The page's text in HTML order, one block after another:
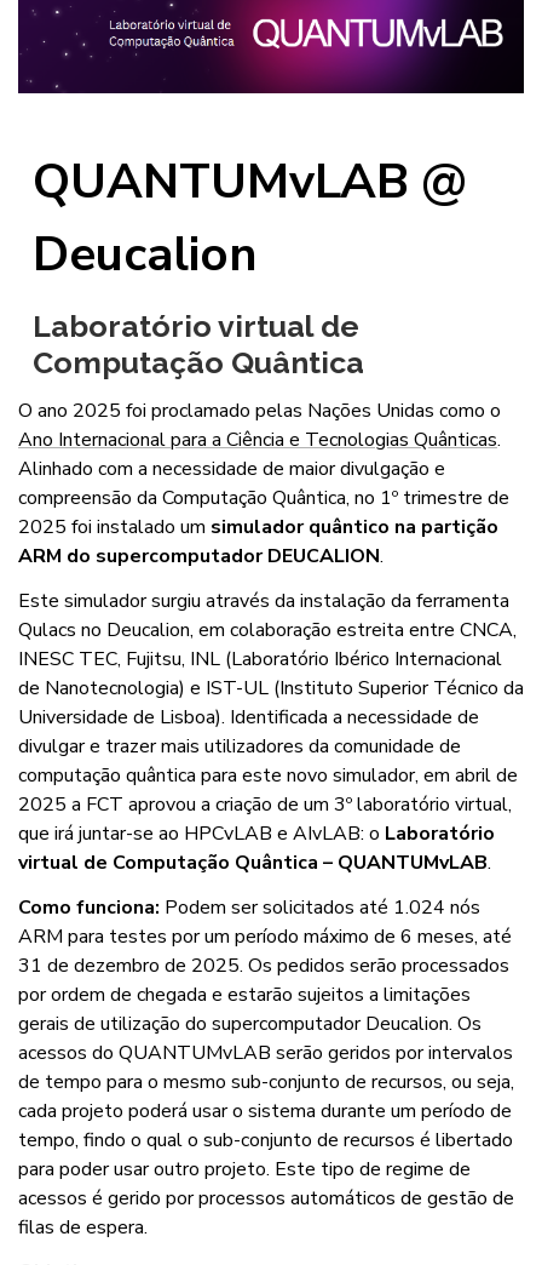
QUANTUMvLAB @
Deucalion
Laboratório virtual de
Computação Quântica
O ano 2025 foi proclamado pelas Nações Unidas como o
Ano Internacional para a Ciência e Tecnologias Quânticas.
Alinhado com a necessidade de maior divulgação e
compreensão da Computação Quântica, no 1º trimestre de
2025 foi instalado um simulador quântico na partição
ARM do supercomputador DEUCALION.
Este simulador surgiu através da instalação da ferramenta
Qulacs no Deucalion, em colaboração estreita entre CNCA,
INESC TEC, Fujitsu, INL (Laboratório Ibérico Internacional
de Nanotecnologia) e IST-UL (Instituto Superior Técnico da
Universidade de Lisboa). Identificada a necessidade de
divulgar e trazer mais utilizadores da comunidade de
computação quântica para este novo simulador, em abril de
2025 a FCT aprovou a criação de um 3º laboratório virtual,
que irá juntar-se ao HPCvLAB e AIvLAB: o Laboratório
virtual de Computação Quântica – QUANTUMvLAB.
Como funciona: Podem ser solicitados até 1.024 nós
ARM para testes por um período máximo de 6 meses, até
31 de dezembro de 2025. Os pedidos serão processados
por ordem de chegada e estarão sujeitos a limitações
gerais de utilização do supercomputador Deucalion. Os
acessos do QUANTUMvLAB serão geridos por intervalos
de tempo para o mesmo sub-conjunto de recursos, ou seja,
cada projeto poderá usar o sistema durante um período de
tempo, findo o qual o sub-conjunto de recursos é libertado
para poder usar outro projeto. Este tipo de regime de
acessos é gerido por processos automáticos de gestão de
filas de espera.